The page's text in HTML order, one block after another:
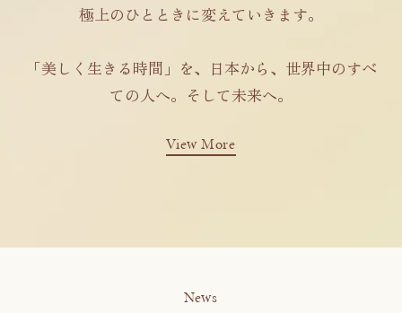
極上のひとときに変えていきます。
「美しく生きる時間」を、日本から、世界中のすべ
ての人へ。そして未来へ。
View More
News